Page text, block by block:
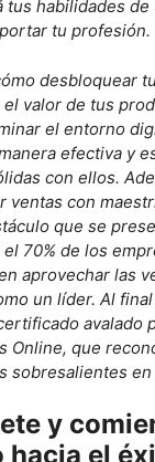
tus habilidades de
tu profesión.
desbloquear
valor de tus
el entorno
efectiva y
con ellos.
ventas con
que se
70% de los
aprovechar las
un líder. Al
avalado
Online, que
sobresalientes en
y
hacia el